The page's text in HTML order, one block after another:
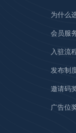
为什么
会员服
入驻流
发布制
邀请码
广告位